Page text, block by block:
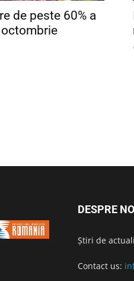
de peste 60% a
DESPRE
Știri de
Contact us: